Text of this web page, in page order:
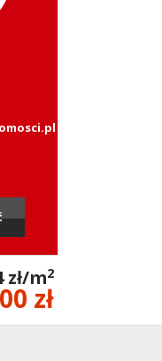
zł/m2
zł